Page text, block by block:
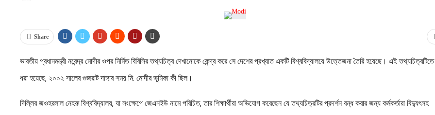
Share
ভারতীয় প্রধানমন্ত্রী নরেন্দ্র মোদীর ওপর নির্মিত বিবিসির তথ্যচিত্র দেখানোকে কেন্দ্র করে সে দেশের প্রখ্যাত একটি বিশ্ববিদ্যালয়ে উত্তেজনা তৈরি হয়েছে। এই
ধরা হয়েছে, ২০০২ সালের গুজরাট দাঙ্গার সময় মি. মোদীর ভূমিকা কী ছিল।
দিল্লির জওহরলাল নেহরু বিশ্ববিদ্যালয়, যা সংক্ষেপে জেএনইউ নামে পরিচিত, তার শিক্ষার্থীরা অভিযোগ করেছেন যে তথ্যচিত্রটির প্রদর্শন বন্ধ করার জন্য কর্মকর্তারা বিদ্যুৎসহ